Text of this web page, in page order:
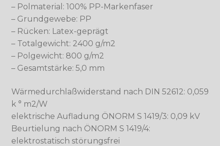
– Polmaterial: 100% PP-Markenfaser
– Grundgewebe: PP
– Rücken: Latex-geprägt
– Totalgewicht: 2400 g/m2
– Polgewicht: 800 g/m2
– Gesamtstärke: 5,0 mm
Wärmedurchlaßwiderstand nach DIN 52612: 0,059
k ° m2/W
elektrische Aufladung ÖNORM S 1419/3: 0,09 kV
Beurtielung nach ÖNORM S 1419/4:
elektrostatisch störungsfrei